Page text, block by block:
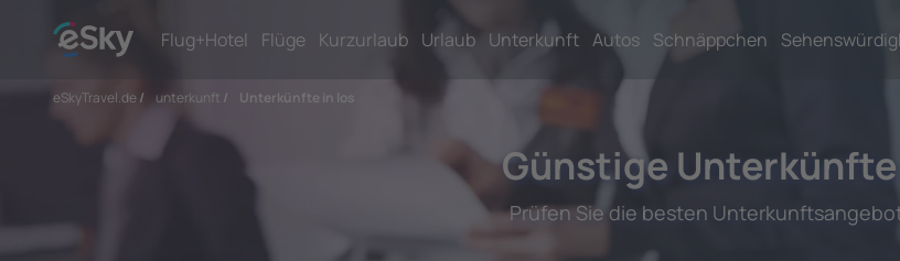
Flug+Hotel Flüge Kurzurlaub Urlaub Unterkunft Autos Schnäppchen
eSkyTravel.de/ unterkunft / Unterkünfte in Ios
Günstige
Prüfen Sie die besten